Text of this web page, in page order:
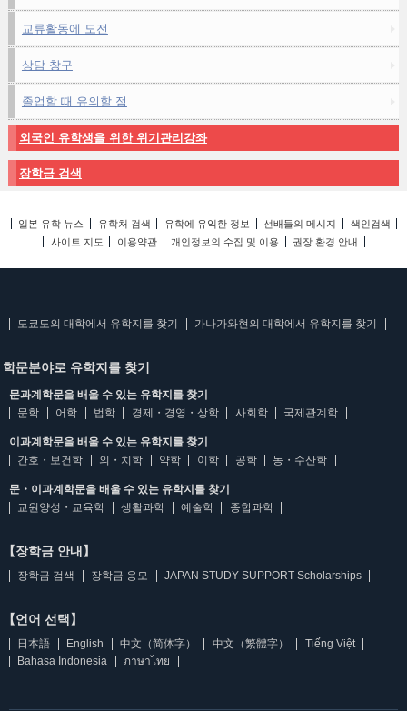
교류활동에 도전
상담 창구
졸업할 때 유의할 점
외국인 유학생을 위한 위기관리강좌
장학금 검색
일본 유학 뉴스 유학처 검색 유학에 유익한 정보 선배들의 메시지
색인검색
사이트 지도
이용약관 개인정보의 수집 및 이용 권장 환경 안내
도쿄도의 대학에서 유학지를 찾기 가나가와현의 대학에서 유학지를 찾기
학문분야로 유학지를 찾기
문과계학문을 배울 수 있는 유학지를 찾기
문학
어학 법학 경제・경영・상학 사회학 국제관계학
이과계학문을 배울 수 있는 유학지를 찾기
간호・보건학
의・치학 약학 이학 공학 농・수산학
문・이과계학문을 배울 수 있는 유학지를 찾기
교원양성・교육학
생활과학 예술학 종합과학
【장학금 안내】
장학금 검색 장학금 응모 JAPAN STUDY SUPPORT Scholarships
【언어 선택】
日本語 English 中文（简体字） 中文（繁體字）
Tiếng Việt
Bahasa Indonesia
ภาษาไทย